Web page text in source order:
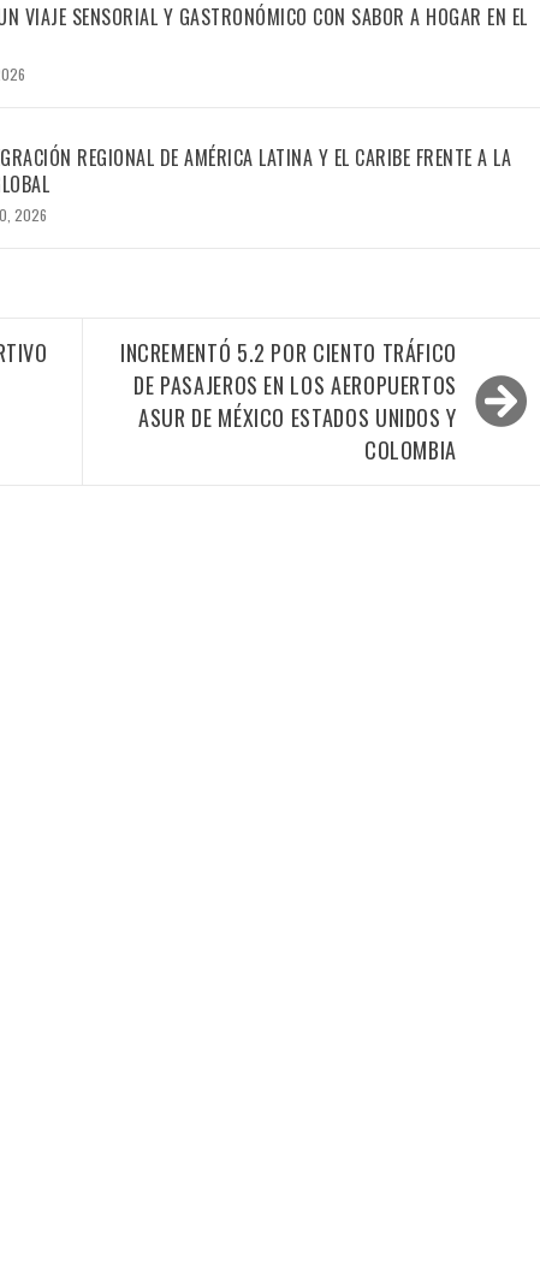
VIAJE SENSORIAL Y GASTRONÓMICO CON SABOR A HOGAR EN EL
REGIONAL DE AMÉRICA LATINA Y EL CARIBE FRENTE A LA
2026
INCREMENTÓ 5.2 POR CIENTO TRÁFICO
DE PASAJEROS EN LOS AEROPUERTOS
ASUR DE MÉXICO ESTADOS UNIDOS Y
COLOMBIA